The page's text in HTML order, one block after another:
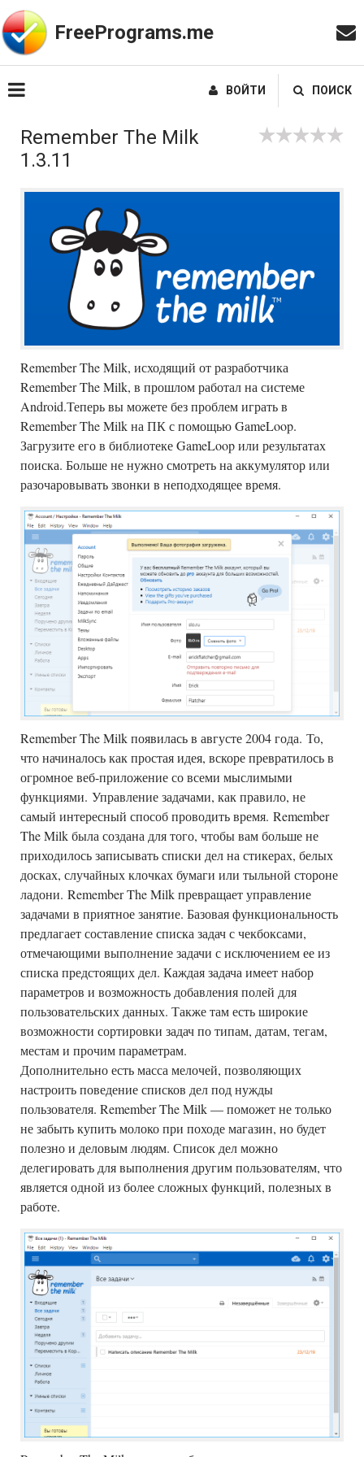
FreePrograms.me
ВОЙТИ ПОИСК
Remember The Milk
1.3.11
Remember The Milk, исходящий от разработчика
Remember The Milk, в прошлом работал на системе
Android.Теперь вы можете без проблем играть в
Remember The Milk на ПК с помощью GameLoop.
Загрузите его в библиотеке GameLoop или результатах
поиска. Больше не нужно смотреть на аккумулятор или
разочаровывать звонки в неподходящее время.
Remember The Milk появилась в августе 2004 года. То,
что начиналось как простая идея, вскоре превратилось в
огромное веб-приложение со всеми мыслимыми
функциями. Управление задачами, как правило, не
самый интересный способ проводить время. Remember
The Milk была создана для того, чтобы вам больше не
приходилось записывать списки дел на стикерах, белых
досках, случайных клочках бумаги или тыльной стороне
ладони. Remember The Milk превращает управление
задачами в приятное занятие. Базовая функциональность
предлагает составление списка задач с чекбоксами,
отмечающими выполнение задачи с исключением ее из
списка предстоящих дел. Каждая задача имеет набор
параметров и возможность добавления полей для
пользовательских данных. Также там есть широкие
возможности сортировки задач по типам, датам, тегам,
местам и прочим параметрам.
Дополнительно есть масса мелочей, позволяющих
настроить поведение списков дел под нужды
пользователя. Remember The Milk — поможет не только
не забыть купить молоко при походе магазин, но будет
полезно и деловым людям. Список дел можно
делегировать для выполнения другим пользователям, что
является одной из более сложных функций, полезных в
работе.